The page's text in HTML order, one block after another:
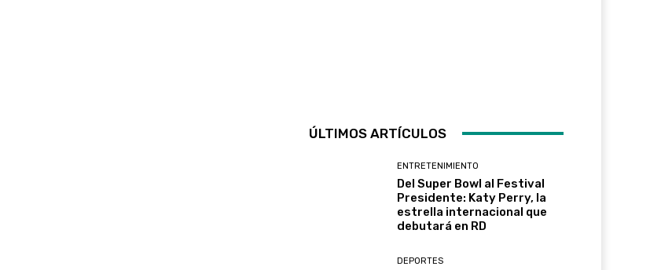
ÚLTIMOS ARTÍCULOS
ENTRETENIMIENTO
Del Super Bowl al Festival
Presidente: Katy Perry, la
estrella internacional que
debutará en RD
DEPORTES